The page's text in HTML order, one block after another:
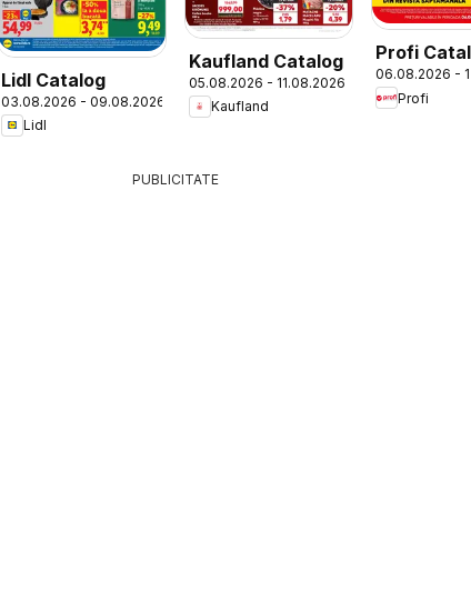
Lidl Catalog
03.08.2026 - 09.08.2026
Lidl
Kaufland Catalog
05.08.2026 - 11.08.2026
Kaufland
Profi
06.08.2026 -
Profi
PUBLICITATE